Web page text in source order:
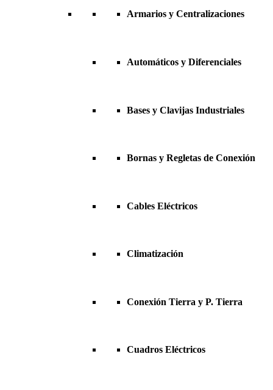
Armarios y Centralizaciones
Automáticos y Diferenciales
Bases y Clavijas Industriales
Bornas y Regletas de Conexión
Cables Eléctricos
Climatización
Conexión Tierra y P. Tierra
Cuadros Eléctricos